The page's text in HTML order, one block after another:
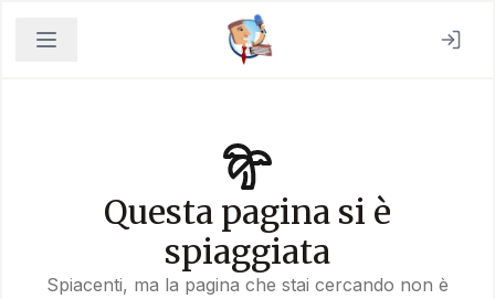
Questa pagina si è
spiaggiata
Spiacenti, ma la pagina che stai cercando non è